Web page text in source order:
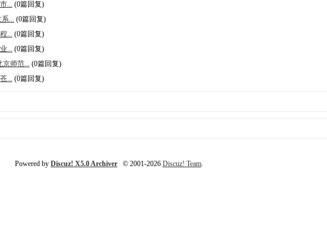
... (0篇回复)
... (0篇回复)
... (0篇回复)
... (0篇回复)
京师范... (0篇回复)
... (0篇回复)
Powered by Discuz! X5.0 Archiver © 2001-2026 Discuz! Team.